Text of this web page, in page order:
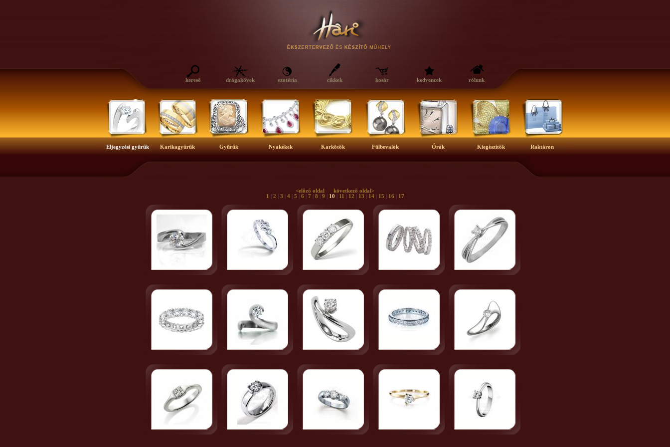
kereső drágakövek ezotéria cikkek kosár kedvencek rólunk
Eljegyzési gyűrűk Karikagyűrűk Gyűrűk Nyakékek Karkötők Fülbevalók Órák Kiegészítők Raktáron
<előző oldal
következő oldal>
1
2 3 4| 5 6 7 8 9 10 11 12 13 14| 15 16 17